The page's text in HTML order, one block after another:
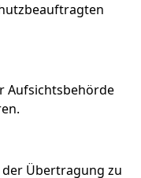
Aufsichtsbehörde
Übertragung zu